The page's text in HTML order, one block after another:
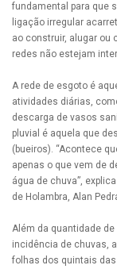
fundamental para que
ligação irregular
ao construir, alugar ou
redes não estejam
A rede de esgoto é
atividades diárias,
descarga de vasos
pluvial é aquela que
(bueiros). “Acontece
apenas o que vem de
água de chuva”,
de Holambra, Alan
Além da quantidade
incidência de chuvas,
folhas dos quintais